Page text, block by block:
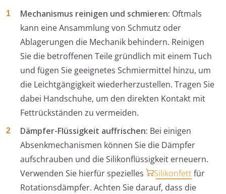
Mechanismus reinigen und schmieren: Oftmals
kann eine Ansammlung von Schmutz oder
Ablagerungen die Mechanik behindern. Reinigen
Sie die betroffenen Teile gründlich mit einem Tuch
und fügen Sie geeignetes Schmiermittel hinzu, um
die Leichtgängigkeit wiederherzustellen. Tragen Sie
dabei Handschuhe, um den direkten Kontakt mit
Fettrückständen zu vermeiden.
Dämpfer-Flüssigkeit auffrischen: Bei einigen
Absenkmechanismen können Sie die Dämpfer
aufschrauben und die Silikonflüssigkeit erneuern.
Verwenden Sie hierfür spezielles
Silikonfettfür
Rotationsdämpfer. Achten Sie darauf, dass die